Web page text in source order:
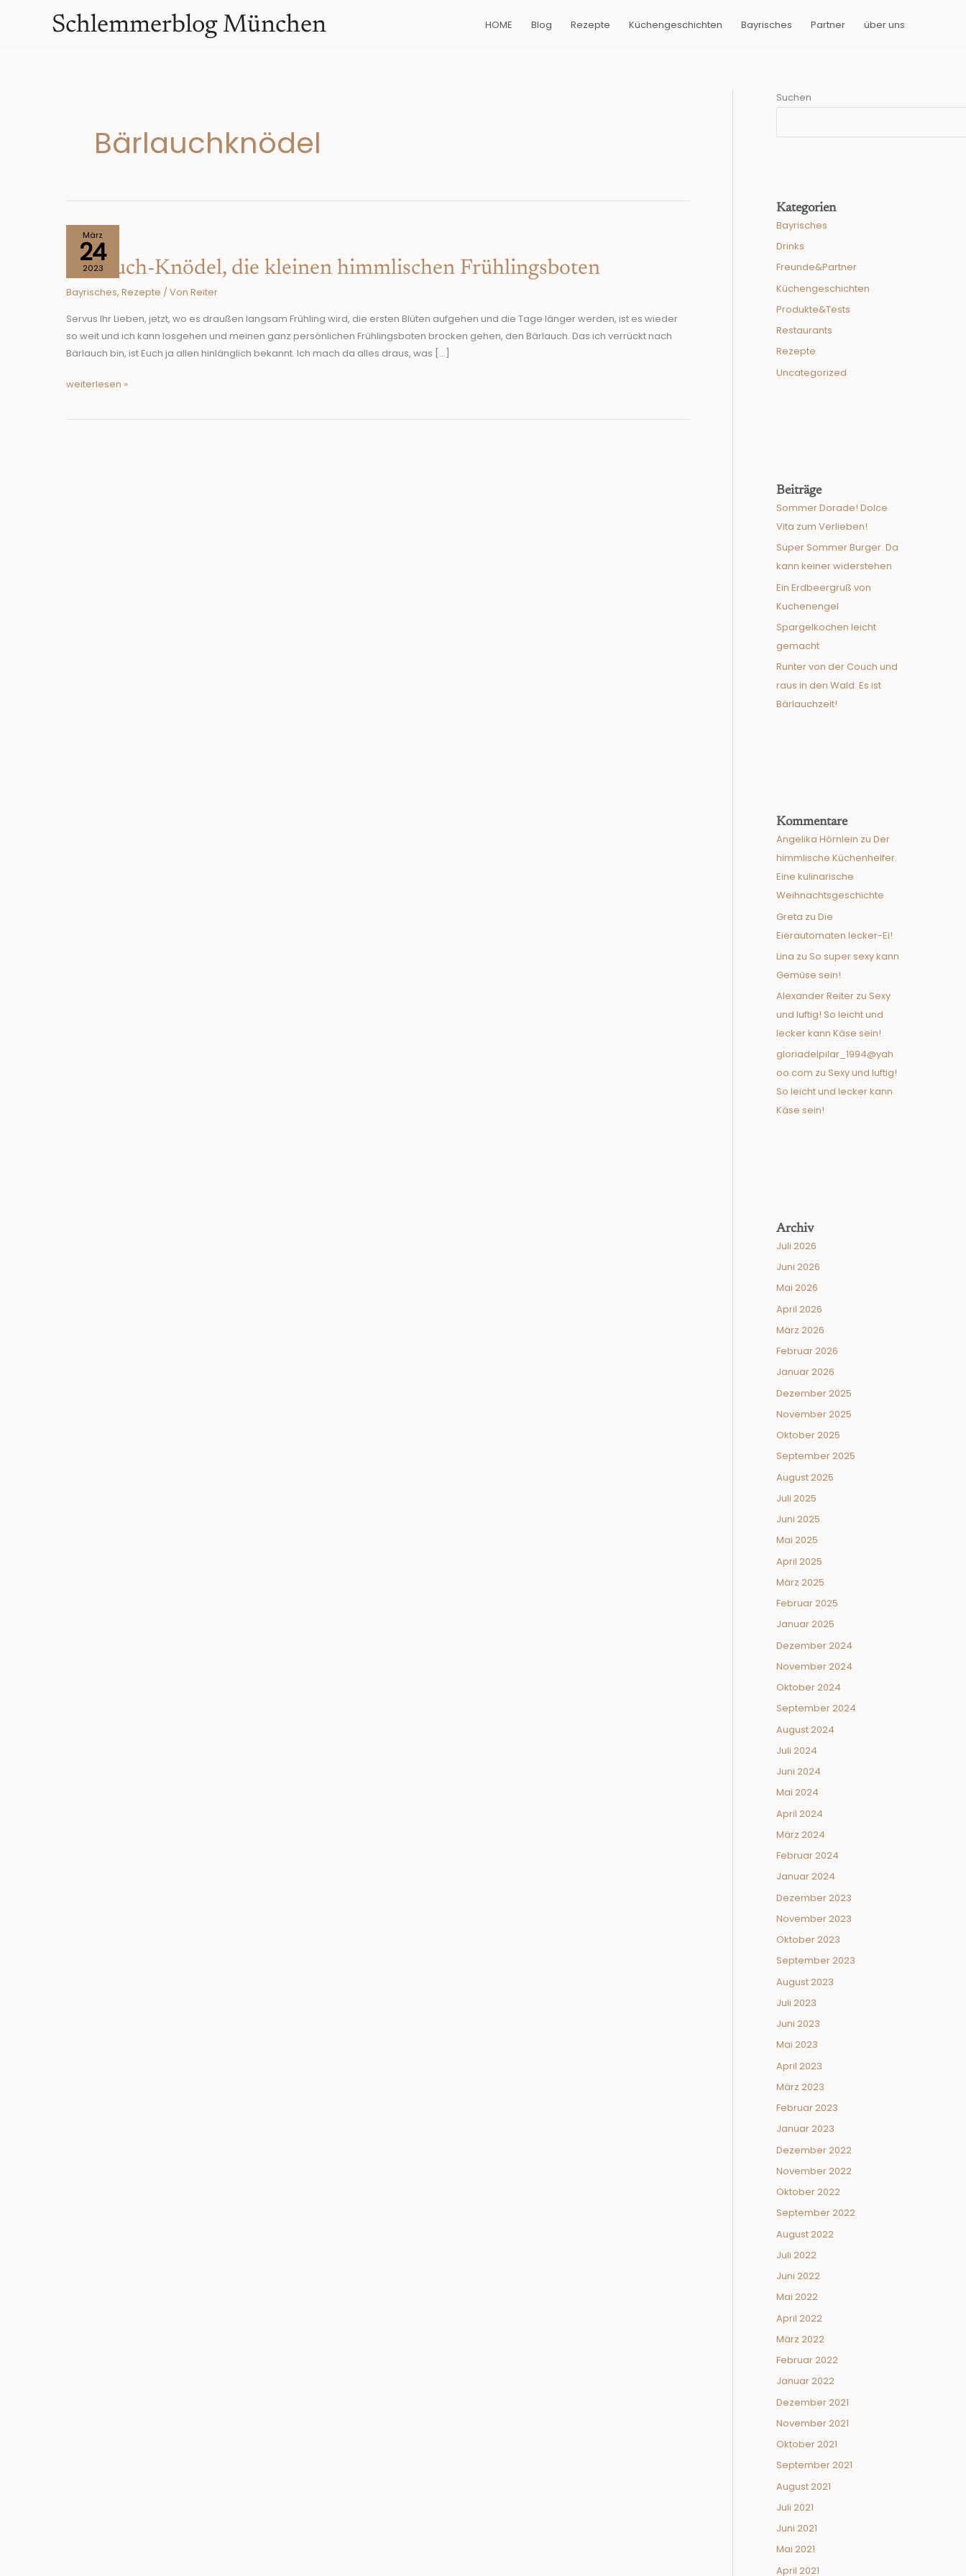
Schlemmerblog München HOME Blog Rezepte Küchengeschichten Bayrisches Partner über uns
Bärlauchknödel
März
24
2023
Bärlauch-Knödel, die kleinen himmlischen Frühlingsboten
Bayrisches, Rezepte / Von Reiter
Servus Ihr Lieben, jetzt, wo es draußen langsam Frühling wird, die ersten Blüten aufgehen und die Tage länger werden, ist es wieder
so weit und ich kann losgehen und meinen ganz persönlichen Frühlingsboten brocken gehen, den Bärlauch. Das ich verrückt nach
Bärlauch bin, ist Euch ja allen hinlänglich bekannt. Ich mach da alles draus, was […]
Bärlauch-
Knödel,
himmlischen
Frühlingsboten
weiterlesen »
Suchen
Kategorien
Bayrisches
Drinks
Freunde&Partner
Küchengeschichten
Produkte&Tests
Restaurants
Rezepte
Uncategorized
Beiträge
Sommer Dorade! Dolce
Vita zum Verlieben!
Super Sommer Burger. Da
kann keiner widerstehen
Ein Erdbeergruß von
Kuchenengel
Spargelkochen leicht
gemacht
Runter von der Couch und
raus in den Wald. Es ist
Bärlauchzeit!
Kommentare
Angelika Hörnlein zu Der
himmlische Küchenhelfer.
Eine kulinarische
Weihnachtsgeschichte
Greta zu Die
Eierautomaten lecker-Ei!
Lina zu So super sexy kann
Gemüse sein!
Alexander Reiter zu Sexy
und luftig! So leicht und
lecker kann Käse sein!
gloriadelpilar_1994@yah
oo.com zu Sexy und luftig!
So leicht und lecker kann
Käse sein!
Archiv
Juli 2026
Juni 2026
Mai 2026
April 2026
März 2026
Februar 2026
Januar 2026
Dezember 2025
November 2025
Oktober 2025
September 2025
August 2025
Juli 2025
Juni 2025
Mai 2025
April 2025
März 2025
Februar 2025
Januar 2025
Dezember 2024
November 2024
Oktober 2024
September 2024
August 2024
Juli 2024
Juni 2024
Mai 2024
April 2024
März 2024
Februar 2024
Januar 2024
Dezember 2023
November 2023
Oktober 2023
September 2023
August 2023
Juli 2023
Juni 2023
Mai 2023
April 2023
März 2023
Februar 2023
Januar 2023
Dezember 2022
November 2022
Oktober 2022
September 2022
August 2022
Juli 2022
Juni 2022
Mai 2022
April 2022
März 2022
Februar 2022
Januar 2022
Dezember 2021
November 2021
Oktober 2021
September 2021
August 2021
Juli 2021
Juni 2021
Mai 2021
April 2021